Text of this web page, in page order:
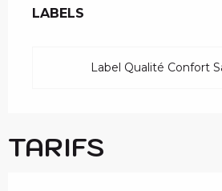
LABELS
LABELS
Label Qualité Confort
TARIFS